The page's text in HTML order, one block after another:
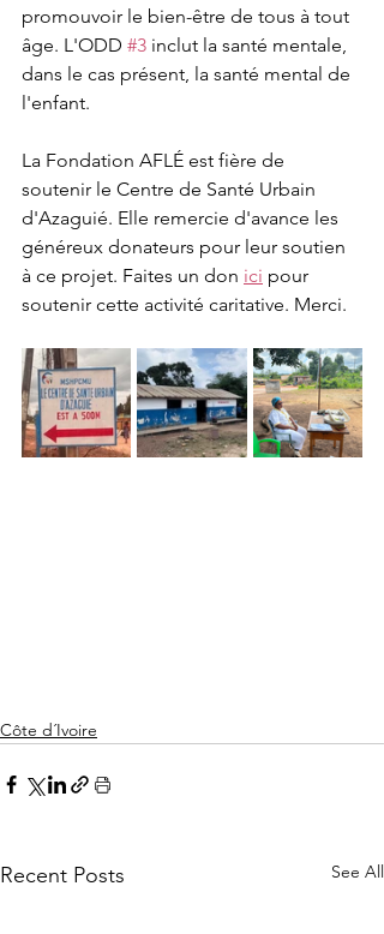
promouvoir le bien-être de tous à tout
âge. L'ODD #3 inclut la santé mentale,
dans le cas présent, la santé mental de
l'enfant.
La Fondation AFLÉ est fière de
soutenir le Centre de Santé Urbain
d'Azaguié. Elle remercie d'avance les
généreux donateurs pour leur soutien
à ce projet. Faites un don ici pour
soutenir cette activité caritative. Merci.
Côte d´Ivoire
Recent Posts See All